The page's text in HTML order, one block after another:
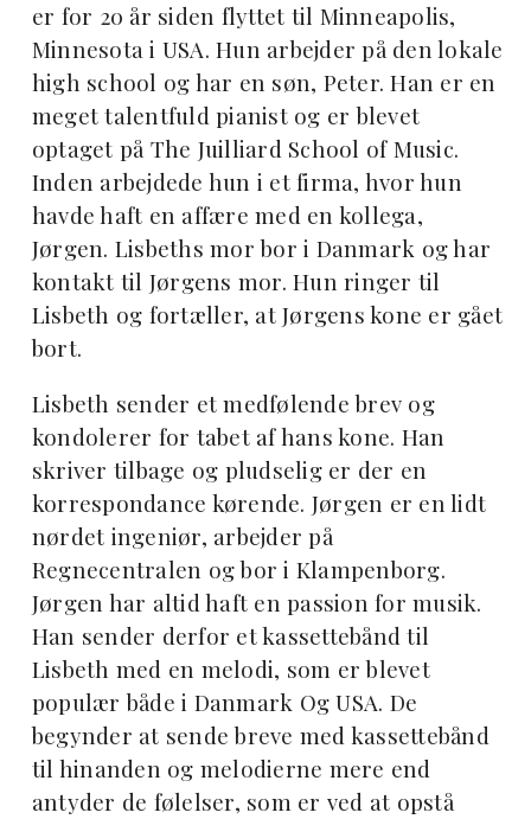
er for 20 år siden flyttet til Minneapolis,
Minnesota i USA. Hun arbejder på den lokale
high school og har en søn, Peter. Han er en
meget talentfuld pianist og er blevet
optaget på The Juilliard School of Music.
Inden arbejdede hun i et firma, hvor hun
havde haft en affære med en kollega,
Jørgen. Lisbeths mor bor i Danmark og har
kontakt til Jørgens mor. Hun ringer til
Lisbeth og fortæller, at Jørgens kone er gået
bort.
Lisbeth sender et medfølende brev og
kondolerer for tabet af hans kone. Han
skriver tilbage og pludselig er der en
korrespondance kørende. Jørgen er en lidt
nørdet ingeniør, arbejder på
Regnecentralen og bor i Klampenborg.
Jørgen har altid haft en passion for musik.
Han sender derfor et kassettebånd til
Lisbeth med en melodi, som er blevet
populær både i Danmark Og USA. De
begynder at sende breve med kassettebånd
til hinanden og melodierne mere end
antyder de følelser, som er ved at opstå